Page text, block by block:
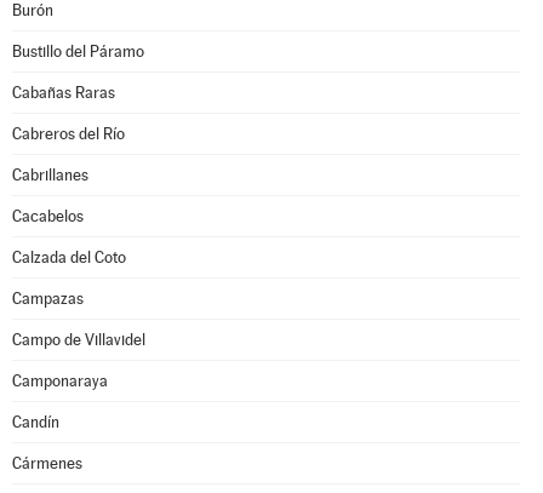
Burón
Bustillo del Páramo
Cabañas Raras
Cabreros del Río
Cabrillanes
Cacabelos
Calzada del Coto
Campazas
Campo de Villavidel
Camponaraya
Candín
Cármenes